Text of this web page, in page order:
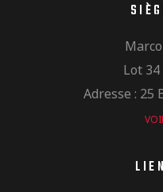
Lot
Adresse : 25